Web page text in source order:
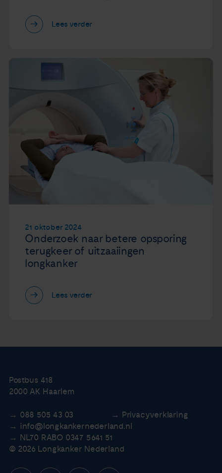
Lees verder
21 oktober 2024
Onderzoek naar betere opsporing
terugkeer of uitzaaiingen
longkanker
Lees verder
Postbus 418
2000 AK Haarlem
088 505 43 03
Privacyverklaring
info@longkankernederland.nl
NL70 RABO 0347 5641 51
© 2026 Longkanker Nederland